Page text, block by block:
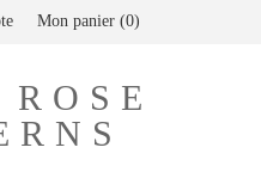
Mon panier 0
métropolitaine dès